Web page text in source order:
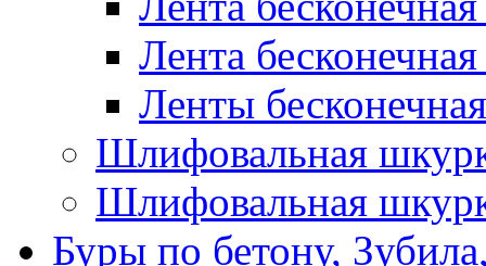
Лента
Ленты
Шлифовальная
Шлифовальная
Буры по бетону,